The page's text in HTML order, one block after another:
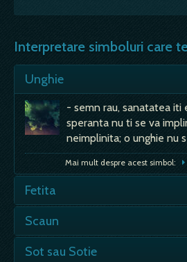
Interpretare simboluri care
Unghie
- semn rau, sanatatea iti
speranta nu ti se va
neimplinita; o unghie nu
Mai mult despre acest simbol:
Fetita
visul unei femei o
precis,…
Scaun
- daca il vezi in vis, e
Sot sau Sotie